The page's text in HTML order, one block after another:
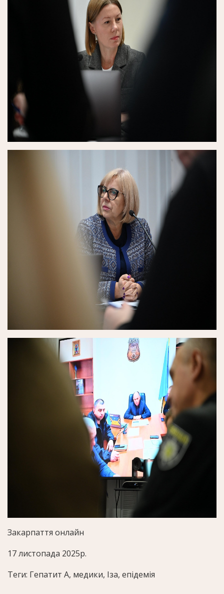
Закарпаття онлайн
17 листопада 2025р.
Теги: Гепатит А, медики, Іза, епідемія